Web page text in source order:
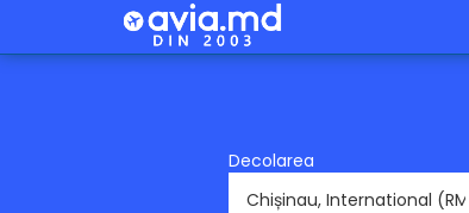
Decolarea